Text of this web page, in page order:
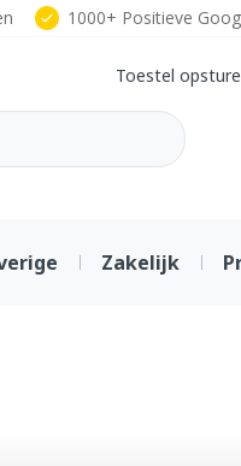
1000+ Positieve
Toestel
Zakelijk